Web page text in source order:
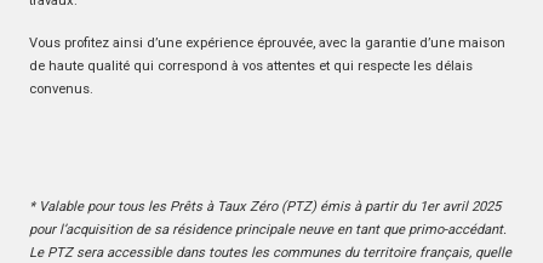
Vous profitez ainsi d’une expérience éprouvée, avec la garantie d’une maison
de haute qualité qui correspond à vos attentes et qui respecte les délais
convenus.
* Valable pour tous les Prêts à Taux Zéro (PTZ) émis à partir du 1er avril 2025
pour l’acquisition de sa résidence principale neuve en tant que primo-accédant.
Le PTZ sera accessible dans toutes les communes du territoire français, quelle